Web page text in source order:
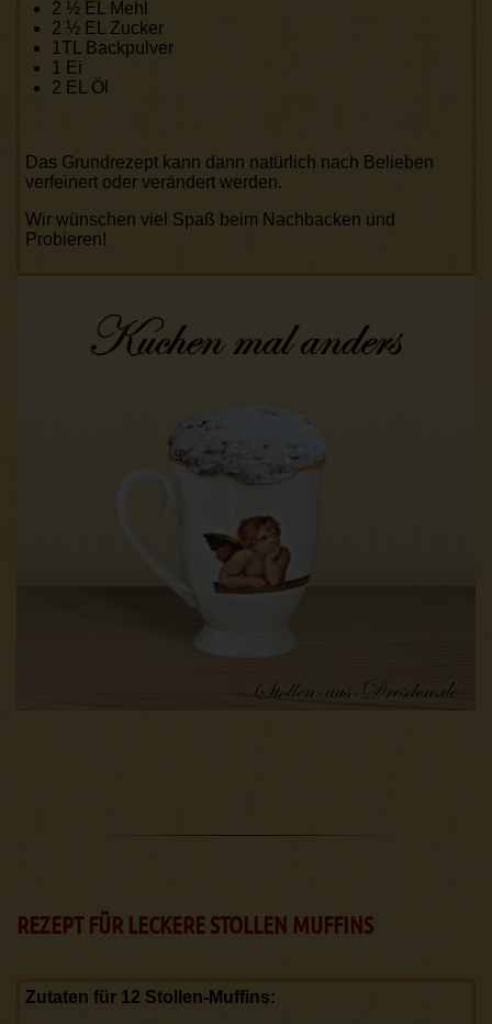
2 ½ EL Mehl
2 ½ EL Zucker
1TL Backpulver
1 Ei
2 EL Öl
Das Grundrezept kann dann natürlich nach Belieben
verfeinert oder verändert werden.
Wir wünschen viel Spaß beim Nachbacken und
Probieren!
REZEPT FÜR LECKERE STOLLEN MUFFINS
Zutaten für 12 Stollen-Muffins: